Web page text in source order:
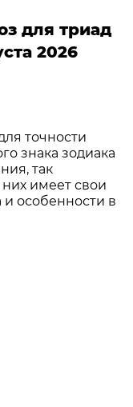
для триад
2026
точности
знака зодиака
так
имеет свои
и особенности в